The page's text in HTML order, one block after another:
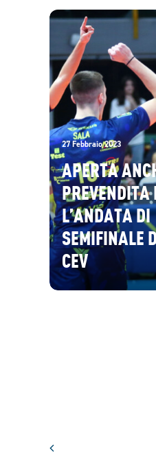
C’È FRA DI
CAPACITÀ
INSERIRSI
GRUPPO”
27 Febbraio 2023
APERTA
PREVENDITA
L’ANDATA DI
SEMIFINALE
CEV